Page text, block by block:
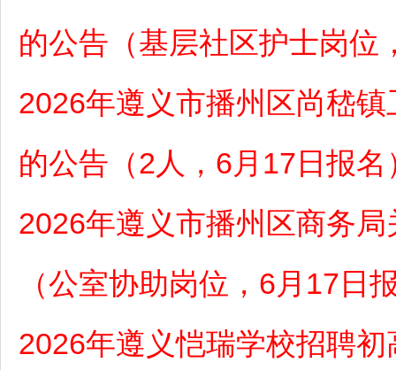
的公告（基层社区护士岗位
2026年遵义市播州区尚嵇
的公告（2人，6月17日报名
2026年遵义市播州区商务
（公室协助岗位，6月17日
2026年遵义恺瑞学校招聘